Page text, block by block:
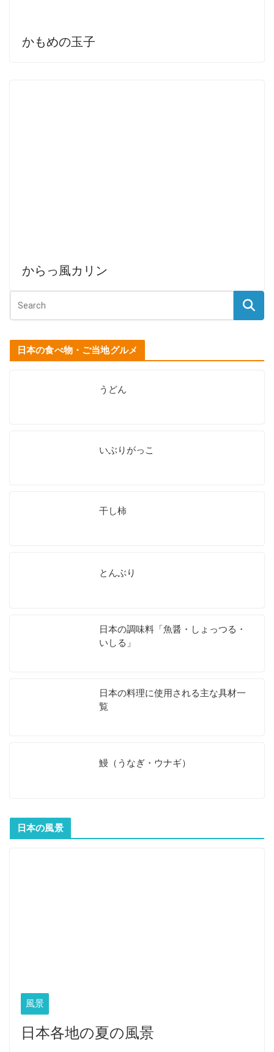
かもめの玉子
からっ風カリン
日本の食べ物・ご当地グルメ
うどん
いぶりがっこ
干し柿
とんぶり
日本の調味料「魚醤・しょっつる・
いしる」
日本の料理に使用される主な具材一
覧
鰻（うなぎ・ウナギ）
日本の風景
風景
日本各地の夏の風景